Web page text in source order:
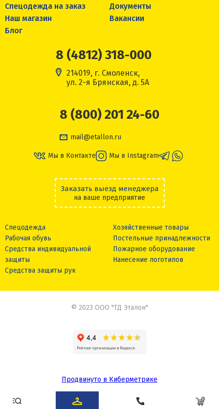
Спецодежда на заказ
Документы
Наш магазин
Вакансии
Блог
8 (4812) 318-000
214019, г. Смоленск,
ул. 2-я Брянская, д. 5А
8 (800) 201 24-60
mail@etallon.ru
Мы в Контакте Мы в Instagram
Заказать выезд менеджера
на ваше предприятие
Спецодежда
Рабочая обувь
Средства индивидуальной
защиты
Средства защиты рук
Хозяйственные товары
Постельные принадлежности
Пожарное оборудование
Нанесение логотипов
© 2023 ООО "ТД Эталон"
Продвинуто в Киберметрике
Сделано в